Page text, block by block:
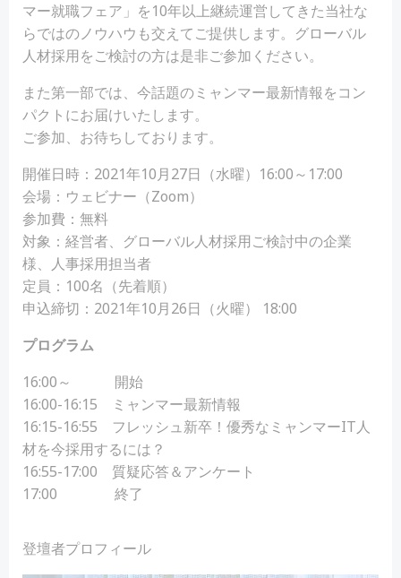
マー就職フェア」を10年以上継続運営してきた当社な
らではのノウハウも交えてご提供します。グローバル
人材採用をご検討の方は是非ご参加ください。
また第一部では、今話題のミャンマー最新情報をコン
パクトにお届けいたします。
ご参加、お待ちしております。
開催日時：2021年10月27日（水曜）16:00～17:00
会場：ウェビナー（Zoom）
参加費：無料
対象：経営者、グローバル人材採用ご検討中の企業
様、人事採用担当者
定員：100名（先着順）
申込締切：2021年10月26日（火曜） 18:00
プログラム
16:00～ 開始
16:00-16:15 ミャンマー最新情報
16:15-16:55 フレッシュ新卒！優秀なミャンマーIT人
材を今採用するには？
16:55-17:00 質疑応答＆アンケート
17:00 終了
登壇者プロフィール